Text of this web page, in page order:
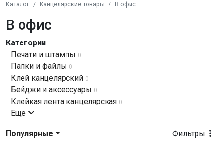
Каталог Канцелярские товары В офис
В офис
Категории
Печати и штампы 0
Папки и файлы 0
Клей канцелярский 0
Бейджи и аксессуары 0
Клейкая лента канцелярская 0
Еще
Фильтры
Популярные